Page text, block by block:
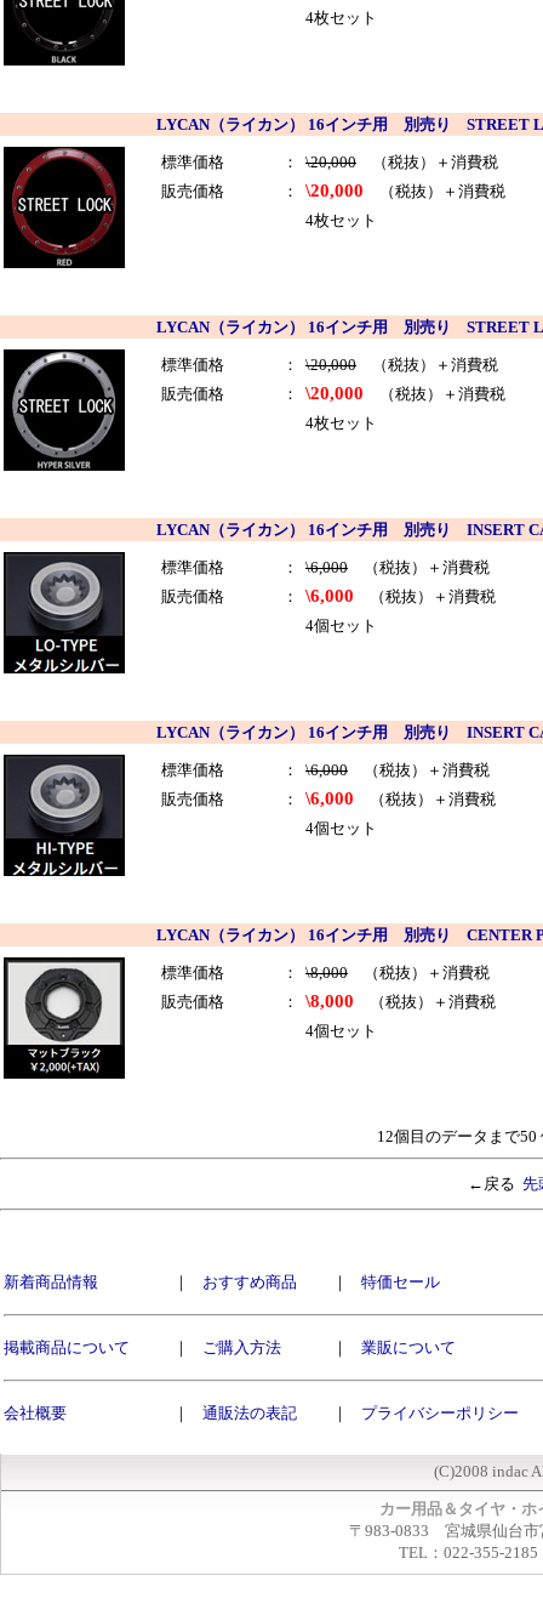
4枚セット
LYCAN（ライカン） 16インチ用 別売り STREET
標準価格 ： \20,000 （税抜）＋消費税
販売価格
： \20,000 （税抜）＋消費税
4枚セット
LYCAN（ライカン） 16インチ用 別売り STREET
標準価格 ： \20,000 （税抜）＋消費税
販売価格
： \20,000 （税抜）＋消費税
4枚セット
LYCAN（ライカン） 16インチ用 別売り INSERT
標準価格 ： \6,000 （税抜）＋消費税
販売価格
： \6,000 （税抜）＋消費税
4個セット
LYCAN（ライカン） 16インチ用 別売り INSERT
標準価格 ： \6,000 （税抜）＋消費税
販売価格
： \6,000 （税抜）＋消費税
4個セット
LYCAN（ライカン） 16インチ用 別売り CENTER
標準価格 ： \8,000 （税抜）＋消費税
販売価格
： \8,000 （税抜）＋消費税
4個セット
12個目のデータまで
←戻る 先
新着商品情報 ｜ おすすめ商品 ｜ 特価セール
掲載商品について ｜ ご購入方法 ｜ 業販について
会社概要 ｜ 通販法の表記 ｜ プライバシーポリシー
(C)2008 indac
カー用品＆タイヤ・
〒983-0833 宮城県仙台市
TEL：022-355-